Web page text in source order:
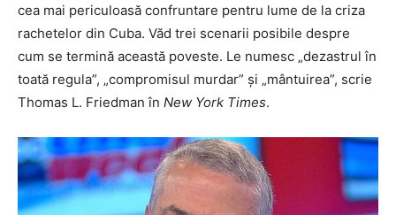
cea mai periculoasă confruntare pentru lume de la criza
rachetelor din Cuba. Văd trei scenarii posibile despre
cum se termină această poveste. Le numesc „dezastrul în
toată regula”, „compromisul murdar” şi „mântuirea”, scrie
Thomas L. Friedman în New York Times.